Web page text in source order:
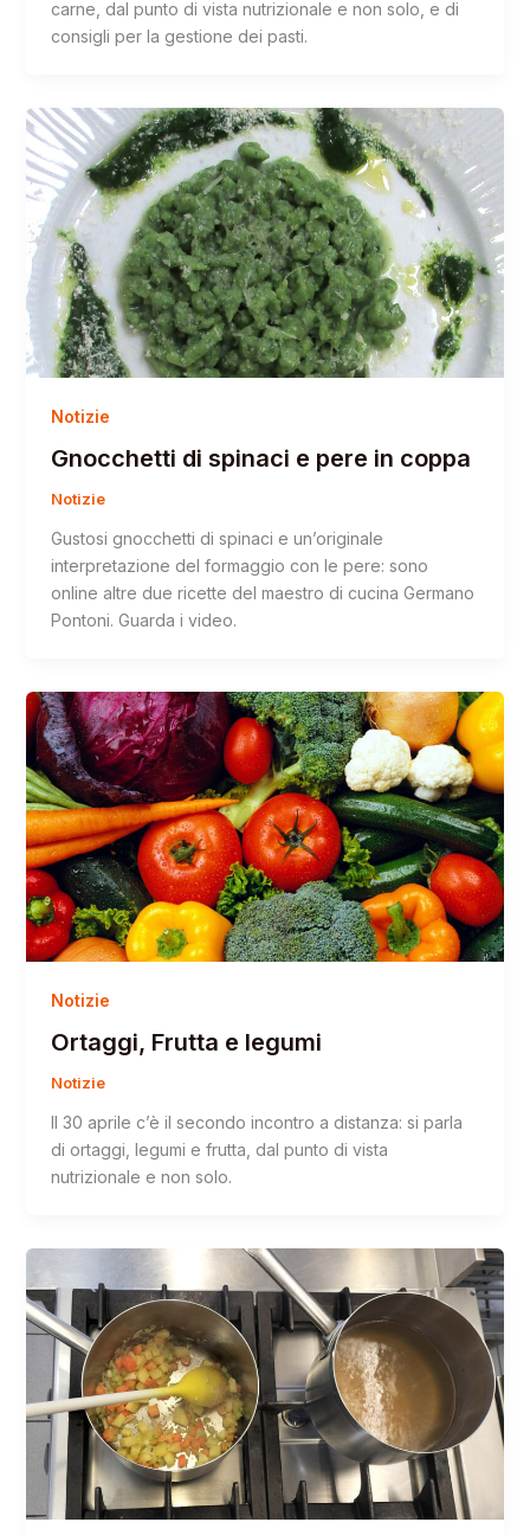
carne, dal punto di vista nutrizionale e non solo, e di
consigli per la gestione dei pasti.
Notizie
Gnocchetti di spinaci e pere in coppa
Notizie
Gustosi gnocchetti di spinaci e un’originale
interpretazione del formaggio con le pere: sono
online altre due ricette del maestro di cucina Germano
Pontoni. Guarda i video.
Notizie
Ortaggi, Frutta e legumi
Notizie
Il 30 aprile c’è il secondo incontro a distanza: si parla
di ortaggi, legumi e frutta, dal punto di vista
nutrizionale e non solo.